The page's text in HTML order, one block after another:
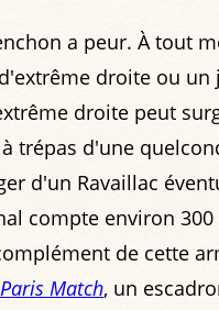
a peur. À tout
droite ou un
droite peut
trépas d'une
d'un Ravaillac
compte environ 300
de cette
Paris Match, un